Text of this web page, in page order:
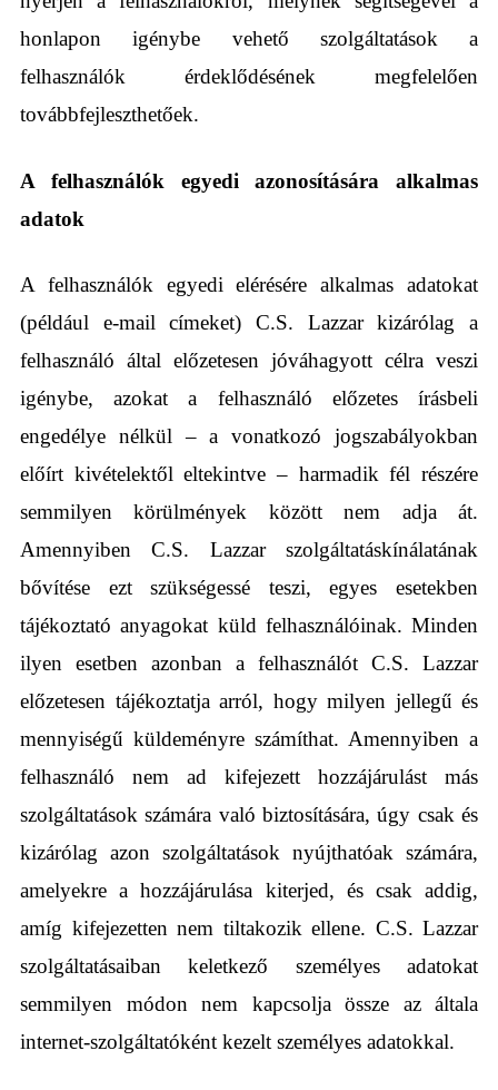
honlapon igénybe vehető szolgáltatások a
felhasználók érdeklődésének megfelelően
továbbfejleszthetőek.
A felhasználók egyedi azonosítására alkalmas
adatok
A felhasználók egyedi elérésére alkalmas adatokat
(például e-mail címeket) C.S. Lazzar kizárólag a
felhasználó által előzetesen jóváhagyott célra veszi
igénybe, azokat a felhasználó előzetes írásbeli
engedélye nélkül – a vonatkozó jogszabályokban
előírt kivételektől eltekintve – harmadik fél részére
semmilyen körülmények között nem adja át.
Amennyiben C.S. Lazzar szolgáltatáskínálatának
bővítése ezt szükségessé teszi, egyes esetekben
tájékoztató anyagokat küld felhasználóinak. Minden
ilyen esetben azonban a felhasználót C.S. Lazzar
előzetesen tájékoztatja arról, hogy milyen jellegű és
mennyiségű küldeményre számíthat. Amennyiben a
felhasználó nem ad kifejezett hozzájárulást más
szolgáltatások számára való biztosítására, úgy csak és
kizárólag azon szolgáltatások nyújthatóak számára,
amelyekre a hozzájárulása kiterjed, és csak addig,
amíg kifejezetten nem tiltakozik ellene. C.S. Lazzar
szolgáltatásaiban keletkező személyes adatokat
semmilyen módon nem kapcsolja össze az általa
internet-szolgáltatóként kezelt személyes adatokkal.